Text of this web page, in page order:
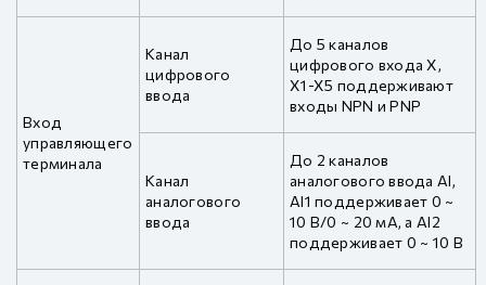
Вход
управляющего
терминала
Канал
цифрового
ввода
До 5 каналов
цифрового входа X,
X1-X5 поддерживают
входы NPN и PNP
Канал
аналогового
ввода
До 2 каналов
аналогового ввода AI,
AI1 поддерживает 0 ~
10 В/0 ~ 20 мА, а AI2
поддерживает 0 ~ 10 В